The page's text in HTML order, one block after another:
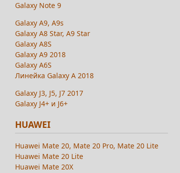
Galaxy Note 9
Galaxy A9, A9s
Galaxy A8 Star, A9 Star
Galaxy A8S
Galaxy A9 2018
Galaxy A6S
Линейка Galaxy A 2018
Galaxy J3, J5, J7 2017
Galaxy J4+ и J6+
HUAWEI
Huawei Mate 20, Mate 20 Pro, Mate 20 Lite
Huawei Mate 20 Lite
Huawei Mate 20X